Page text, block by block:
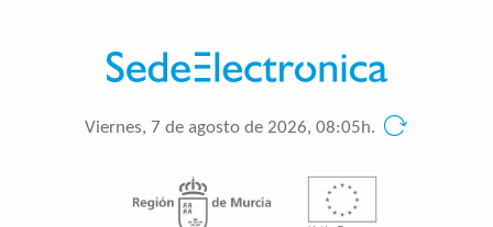
Viernes, 7 de agosto de 2026, 08:05h.